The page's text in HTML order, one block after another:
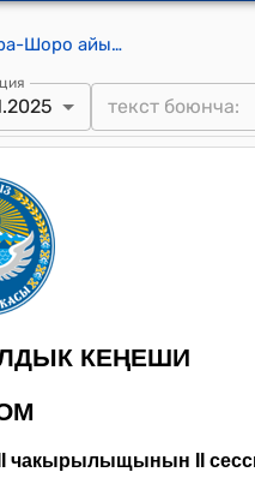
Кара-Шоро айылдык кеңешинин 2025-жылдын 16-январы № 15 Кара-Шоро айыл өкмөтүнүн аймагында салык жана салык эмес киреше төлөмдөрүн бекитүү жөнүндө токтому